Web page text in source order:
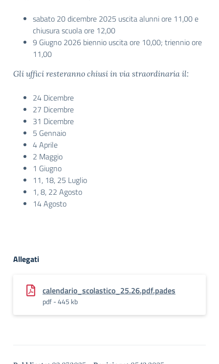
sabato 20 dicembre 2025 uscita alunni ore 11,00 e
chiusura scuola ore 12,00
9 Giugno 2026 biennio uscita ore 10,00; triennio ore
11,00
Gli uffici resteranno chiusi in via straordinaria il:
24 Dicembre
27 Dicembre
31 Dicembre
5 Gennaio
4 Aprile
2 Maggio
1 Giugno
11, 18, 25 Luglio
1, 8, 22 Agosto
14 Agosto
Allegati
calendario_scolastico_25.26.pdf.pades
pdf - 445 kb